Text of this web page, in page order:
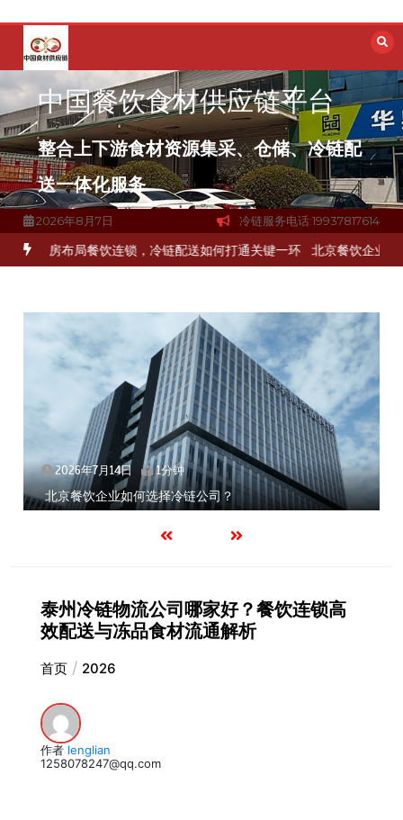
容
中国餐饮食材供应链平台
整合上下游食材资源集采、仓储、冷链配
送一体化服务
2026年8月7日 冷链服务电话:19937817614
材流通难题？ 杭州中央厨房布局餐饮连锁，冷链配送如何打通关键
2026年7月14日 1分钟
北京餐饮企业如何选择冷链公司？
泰州冷链物流公司哪家好？餐饮连锁高
效配送与冻品食材流通解析
首页 2026
作者 lenglian
1258078247@qq.com